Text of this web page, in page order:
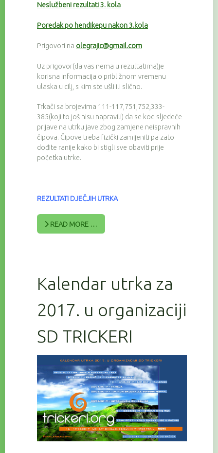
Neslužbeni rezultati 3. kola
Poredak po hendikepu nakon 3.kola
Prigovori na olegrajic@gmail.com
Uz prigovor(da vas nema u rezultatima)je
korisna informacija o približnom vremenu
ulaska u cilj, s kim ste ušli ili slično.
Trkači sa brojevima 111-117,751,752,333-
385(koji to još nisu napravili) da se kod sljedeće
prijave na utrku jave zbog zamjene neispravnih
čipova. Čipove treba fizički zamijeniti pa zato
dođite ranije kako bi stigli sve obaviti prije
početka utrke.
REZULTATI DJEČJIH UTRKA
READ MORE …
Kalendar utrka za
2017. u organizaciji
SD TRICKERI